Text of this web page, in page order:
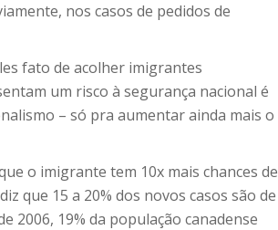
nos casos de pedidos de
fato de acolher imigrantes
um risco à segurança nacional é
– só pra aumentar ainda mais o
o imigrante tem 10x mais chances de
que 15 a 20% dos novos casos são de
2006, 19% da população canadense